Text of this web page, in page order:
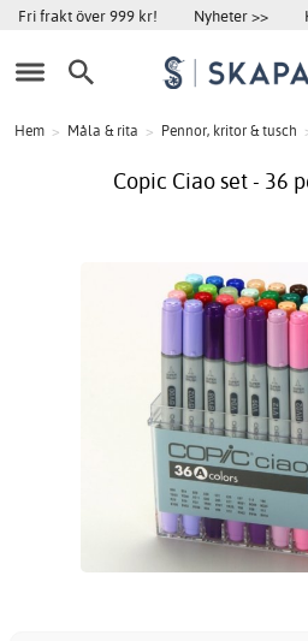
Fri frakt över 999 kr! Nyheter >>
Hem > Måla & rita > Pennor, kritor & tusch
Copic Ciao set - 36